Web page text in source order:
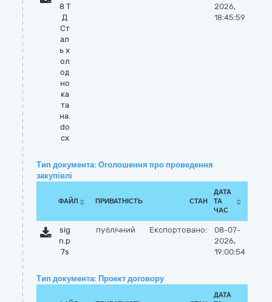
8 Т
Д
Ст
ал
ь х
ол
од
но
ка
та
на.
do
cx
2026,
18:45:59
Тип документа: Оголошення про проведення
закупівлі
ФАЙЛ ПРИВАТНІСТЬ СТАН
ДАТА
ТА
ЧАС
sig
n.p
7s
публічний Експортовано:
08-07-
2026,
19:00:54
Тип документа: Проект договору
ДАТА